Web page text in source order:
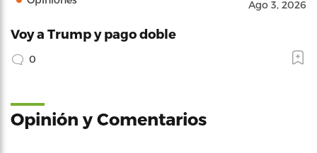
Ago 3, 2026
Voy a Trump y pago doble
0
Opinión y Comentarios